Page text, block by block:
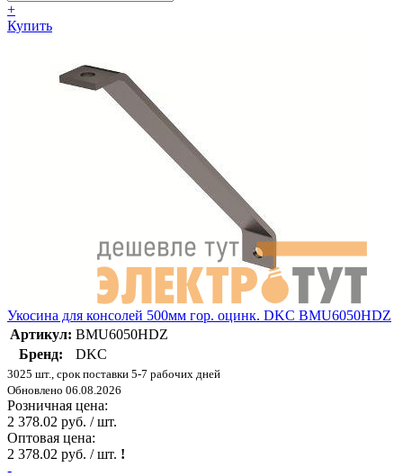
+
Купить
Укосина для консолей 500мм гор. оцинк. DKC BMU6050HDZ
Артикул: BMU6050HDZ
Бренд:
DKC
3025 шт., срок поставки 5-7 рабочих дней
Обновлено 06.08.2026
Розничная цена:
2 378.02 руб. / шт.
Оптовая цена:
2 378.02 руб. / шт. !
-